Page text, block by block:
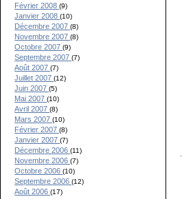
Février 2008(9)
Janvier 2008(10)
Décembre 2007(8)
Novembre 2007(8)
Octobre 2007(9)
Septembre 2007(7)
Août 2007(7)
Juillet 2007(12)
Juin 2007(5)
Mai 2007(10)
Avril 2007(8)
Mars 2007(10)
Février 2007(8)
Janvier 2007(7)
Décembre 2006(11)
Novembre 2006(7)
Octobre 2006(10)
Septembre 2006(12)
Août 2006(17)